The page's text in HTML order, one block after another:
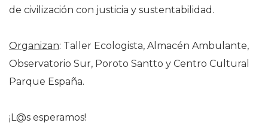
de civilización con justicia y sustentabilidad.
Organizan: Taller Ecologista, Almacén Ambulante,
Observatorio Sur, Poroto Santto y Centro Cultural
Parque España.
¡L@s esperamos!